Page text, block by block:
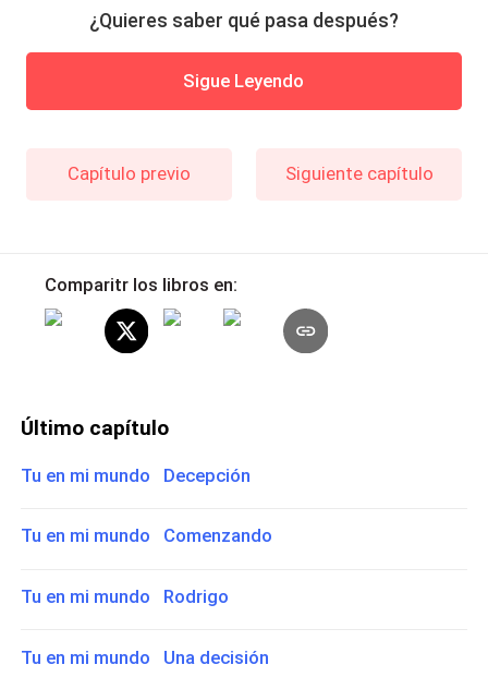
¿Quieres saber qué pasa después?
Sigue Leyendo
Capítulo previo Siguiente capítulo
Comparitr los libros en:
Último capítulo
Tu en mi mundo Decepción
Tu en mi mundo Comenzando
Tu en mi mundo Rodrigo
Tu en mi mundo Una decisión